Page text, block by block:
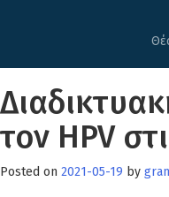
τον HPV
Posted on 2021-05-19 by